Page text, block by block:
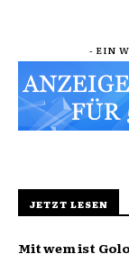
- EIN
JETZT LESEN
Mit wem ist